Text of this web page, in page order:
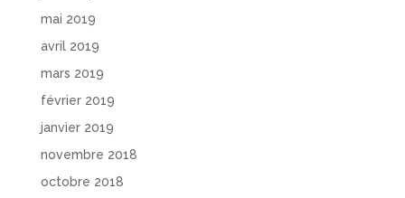
mai 2019
avril 2019
mars 2019
février 2019
janvier 2019
novembre 2018
octobre 2018